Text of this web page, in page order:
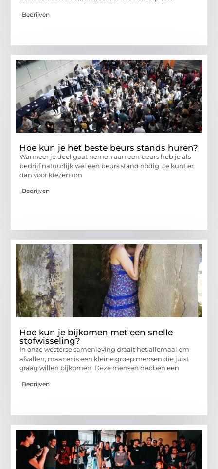
Bedrijven
Hoe kun je het beste beurs stands huren?
Wanneer je deel gaat nemen aan een beurs heb je als
bedrijf natuurlijk wel een beurs stand nodig. Je kunt er
dan voor kiezen om
Bedrijven
Hoe kun je bijkomen met een snelle
stofwisseling?
In onze westerse samenleving draait het allemaal om
afvallen, maar er is een kleine groep mensen die juist
graag willen bijkomen. Deze mensen hebben een
Bedrijven